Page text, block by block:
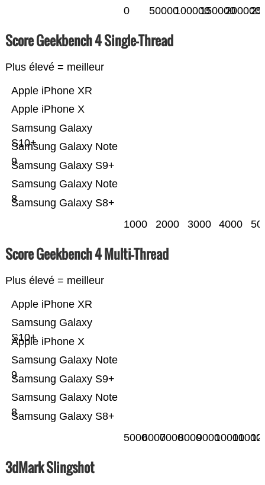
0 50000100000150000200000
Score Geekbench 4 Single-Thread
Plus élevé = meilleur
Samsung Galaxy S8+
Samsung Galaxy Note
8
Samsung Galaxy S9+
Samsung Galaxy Note
9
Samsung Galaxy
S10+
Apple iPhone X
Apple iPhone XR
1000 2000 3000 4000
Score Geekbench 4 Multi-Thread
Plus élevé = meilleur
Samsung Galaxy S8+
Samsung Galaxy Note
8
Samsung Galaxy S9+
Samsung Galaxy Note
9
Apple iPhone X
Samsung Galaxy
S10+
Apple iPhone XR
500060007000800090001000011000
3dMark Slingshot